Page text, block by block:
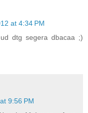
at 4:34 PM
dtg segera dbacaa ;)
9:56 PM